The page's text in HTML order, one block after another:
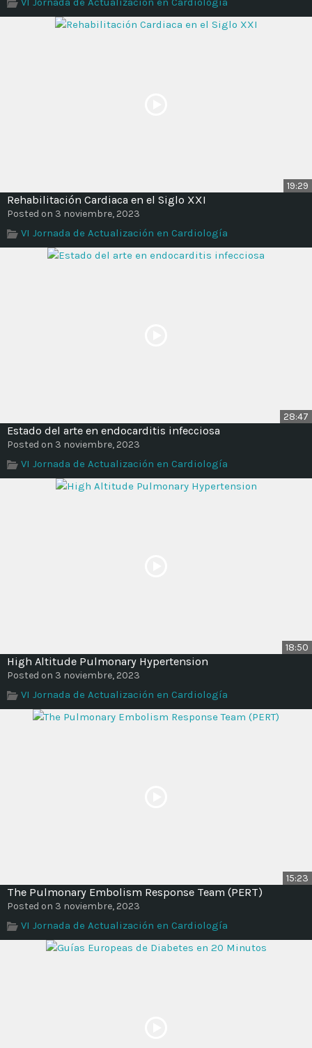
19:29
Rehabilitación Cardiaca en el Siglo XXI
Posted on 3 noviembre, 2023
VI Jornada de Actualización en Cardiología
28:47
Estado del arte en endocarditis infecciosa
Posted on 3 noviembre, 2023
VI Jornada de Actualización en Cardiología
18:50
High Altitude Pulmonary Hypertension
Posted on 3 noviembre, 2023
VI Jornada de Actualización en Cardiología
15:23
The Pulmonary Embolism Response Team (PERT)
Posted on 3 noviembre, 2023
VI Jornada de Actualización en Cardiología